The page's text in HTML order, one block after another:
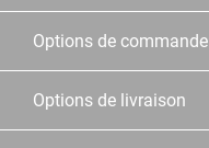
Options de commande
Options de livraison